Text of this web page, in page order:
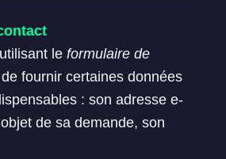
le formulaire de
fournir certaines données
: son adresse e-
de sa demande, son